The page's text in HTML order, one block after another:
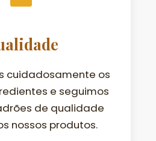
cuidadosamente os
e seguimos
de qualidade
nossos produtos.